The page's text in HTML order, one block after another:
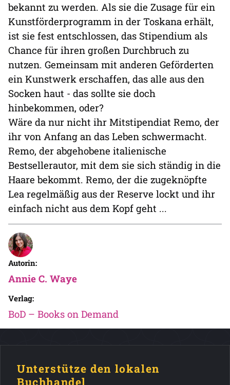
bekannt zu werden. Als sie die Zusage für ein
Kunstförderprogramm in der Toskana erhält,
ist sie fest entschlossen, das Stipendium als
Chance für ihren großen Durchbruch zu
nutzen. Gemeinsam mit anderen Geförderten
ein Kunstwerk erschaffen, das alle aus den
Socken haut - das sollte sie doch
hinbekommen, oder?
Wäre da nur nicht ihr Mitstipendiat Remo, der
ihr von Anfang an das Leben schwermacht.
Remo, der abgehobene italienische
Bestsellerautor, mit dem sie sich ständig in die
Haare bekommt. Remo, der die zugeknöpfte
Lea regelmäßig aus der Reserve lockt und ihr
einfach nicht aus dem Kopf geht ...
Autorin:
Annie C. Waye
Verlag:
BoD – Books on Demand
Unterstütze den lokalen